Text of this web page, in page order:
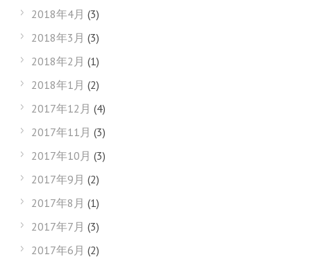
2018年4月 (3)
2018年3月 (3)
2018年2月 (1)
2018年1月 (2)
2017年12月 (4)
2017年11月 (3)
2017年10月 (3)
2017年9月 (2)
2017年8月 (1)
2017年7月 (3)
2017年6月 (2)